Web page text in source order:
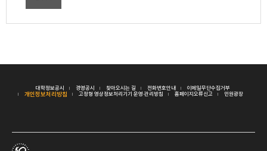
대학정보공시 경영공시 찾아오시는 길 전화번호안내 이메일무단수집거부
개인정보처리방침 고정형 영상정보처리기기 운영·관리방침 홈페이지오류신고 민원광장